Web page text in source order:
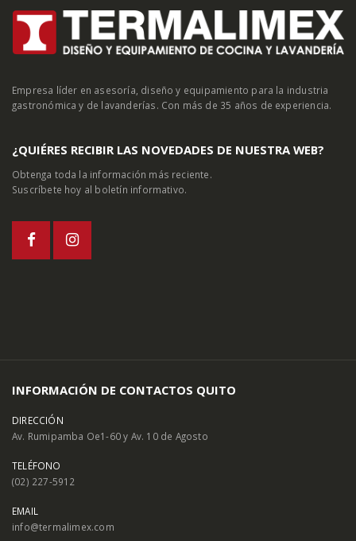
Empresa líder en asesoría, diseño y equipamiento para la industria
gastronómica y de lavanderías. Con más de 35 años de experiencia.
¿QUIÉRES RECIBIR LAS NOVEDADES DE NUESTRA WEB?
Obtenga toda la información más reciente.
Suscríbete hoy al boletín informativo.
INFORMACIÓN DE CONTACTOS QUITO
DIRECCIÓN
Av. Rumipamba Oe1-60 y Av. 10 de Agosto
TELÉFONO
(02) 227-5912
EMAIL
info@termalimex.com